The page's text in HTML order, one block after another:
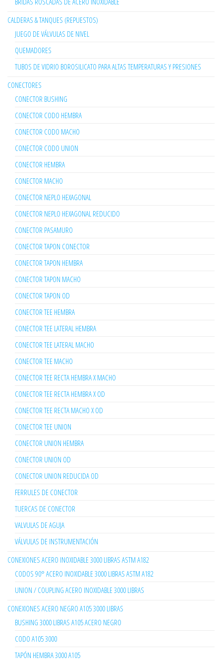
CALDERAS & TANQUES (REPUESTOS)
JUEGO DE VÁLVULAS DE NIVEL
QUEMADORES
TUBOS DE VIDRIO BOROSILICATO PARA ALTAS TEMPERATURAS Y PRESIONES
CONECTORES
CONECTOR BUSHING
CONECTOR CODO HEMBRA
CONECTOR CODO MACHO
CONECTOR CODO UNION
CONECTOR HEMBRA
CONECTOR MACHO
CONECTOR NEPLO HEXAGONAL
CONECTOR NEPLO HEXAGONAL REDUCIDO
CONECTOR PASAMURO
CONECTOR TAPON CONECTOR
CONECTOR TAPON HEMBRA
CONECTOR TAPON MACHO
CONECTOR TAPON OD
CONECTOR TEE HEMBRA
CONECTOR TEE LATERAL HEMBRA
CONECTOR TEE LATERAL MACHO
CONECTOR TEE MACHO
CONECTOR TEE RECTA HEMBRA X MACHO
CONECTOR TEE RECTA HEMBRA X OD
CONECTOR TEE RECTA MACHO X OD
CONECTOR TEE UNION
CONECTOR UNION HEMBRA
CONECTOR UNION OD
CONECTOR UNION REDUCIDA OD
FERRULES DE CONECTOR
TUERCAS DE CONECTOR
VALVULAS DE AGUJA
VÁLVULAS DE INSTRUMENTACIÓN
CONEXIONES ACERO INOXIDABLE 3000 LIBRAS ASTM A182
CODOS 90° ACERO INOXIDABLE 3000 LIBRAS ASTM A182
UNION / COUPLING ACERO INOXIDABLE 3000 LIBRAS
CONEXIONES ACERO NEGRO A105 3000 LIBRAS
BUSHING 3000 LIBRAS A105 ACERO NEGRO
CODO A105 3000
TAPÓN HEMBRA 3000 A105